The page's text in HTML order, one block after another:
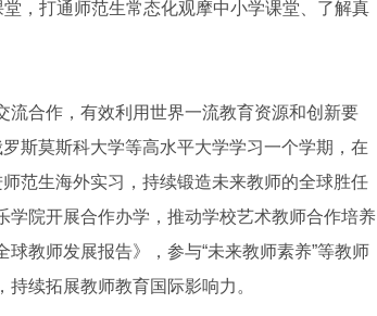
，打通师范生常态化观摩中小学课堂、了解真
合作，有效利用世界一流教育资源和创新要
斯莫斯科大学等高水平大学学习一个学期，在
范生海外实习，持续锻造未来教师的全球胜任
院开展合作办学，推动学校艺术教师合作培养
教师发展报告》，参与“未来教师素养”等教师
续拓展教师教育国际影响力。